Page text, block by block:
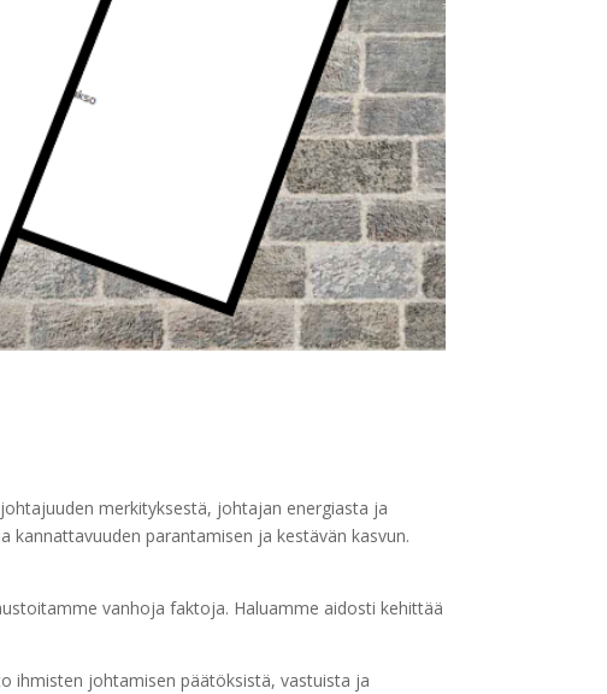
merkityksestä, johtajan energiasta ja
parantamisen ja kestävän kasvun.
vanhoja faktoja. Haluamme aidosti kehittää
ihmisten johtamisen päätöksistä, vastuista ja